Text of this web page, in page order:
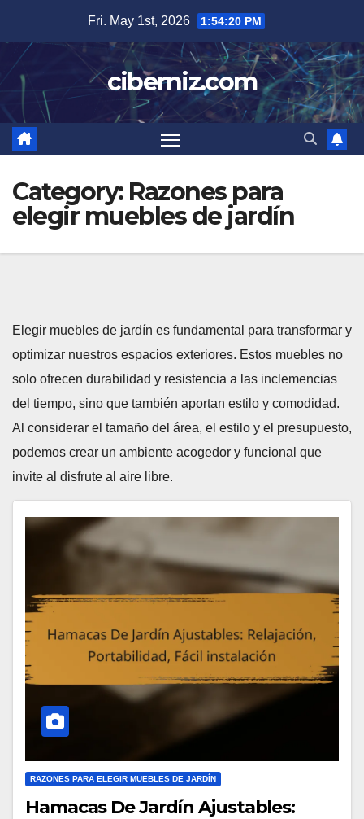
content
Fri. May 1st, 2026 1:54:21 PM
ciberniz.com
Category: Razones para
elegir muebles de jardín
Elegir muebles de jardín es fundamental para transformar y
optimizar nuestros espacios exteriores. Estos muebles no
solo ofrecen durabilidad y resistencia a las inclemencias
del tiempo, sino que también aportan estilo y comodidad.
Al considerar el tamaño del área, el estilo y el presupuesto,
podemos crear un ambiente acogedor y funcional que
invite al disfrute al aire libre.
RAZONES PARA ELEGIR MUEBLES DE JARDÍN
Hamacas De Jardín Ajustables: